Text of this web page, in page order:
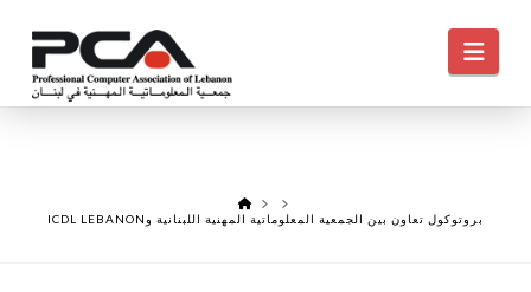
HOME
ICDL LEBANONبروتوكول تعاون بين الجمعية المعلوماتية المهنية اللبنانية و